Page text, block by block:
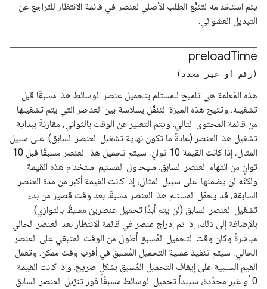
يتم استخدامه لتتبُّع الطلب الأصلي لعنصر في قائمة الانتظار للتراجع عن
التبديل العشوائي.
preloadTime
(رقم أو غير محدد)
هذه المَعلمة هي تلميح للمستلم بتحميل عنصر الوسائط هذا مسبقًا قبل
تشغيله. وتتيح هذه الميزة التنقّل بسلاسة بين العناصر التي يتم تشغيلها
من قائمة المحتوى التالي. ويتم التعبير عن الوقت بالثواني، مقارنةً ببداية
تشغيل هذا العنصر (عادةً ما تكون نهاية تشغيل العنصر السابق). على سبيل
المثال، إذا كانت القيمة 10 ثوانٍ، سيتم تحميل هذا العنصر مسبقًا قبل 10
ثوانٍ من انتهاء العنصر السابق. سيحاول المستلِم استخدام هذه القيمة
ولكنّه لن يضمنها. على سبيل المثال، إذا كانت القيمة أكبر من مدة العنصر
السابقة، قد يحمّل المستلم هذا العنصر مسبقًا بعد وقت قصير من بدء
تشغيل العنصر السابق (لن يتم أبدًا تحميل عنصرين مسبقًا بالتوازي).
بالإضافة إلى ذلك، إذا تم إدراج عنصر في قائمة الانتظار بعد العنصر الحالي
مباشرةً وكان وقت التحميل المُسبق أطول من الوقت المتبقي على العنصر
الحالي، سيتم تنفيذ عملية التحميل المُسبق في أقرب وقت ممكن. وتعمل
القيم السلبية على إيقاف التحميل المُسبق بشكلٍ صريح. وإذا كانت القيمة
0 أو غير محدّدة، سيبدأ تحميل الوسائط مسبقًا فور تنزيل العنصر السابق